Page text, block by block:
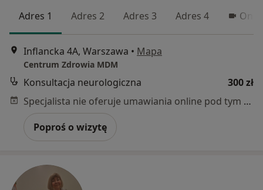
Adres 1 Adres 2 Adres 3 Adres 4
Inflancka 4A, Warszawa • Mapa
Centrum Zdrowia MDM
Konsultacja neurologiczna
300 zł
Specjalista nie oferuje umawiania online pod tym adresem.
Poproś o wizytę